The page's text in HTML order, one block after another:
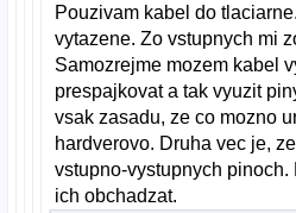
Pouzivam kabel do
vytazene. Zo vstupnych mi
Samozrejme mozem kabel
prespajkovat a tak vyuzit
vsak zasadu, ze co mozno
hardverovo. Druha vec je,
vstupno-vystupnych
ich obchadzat.